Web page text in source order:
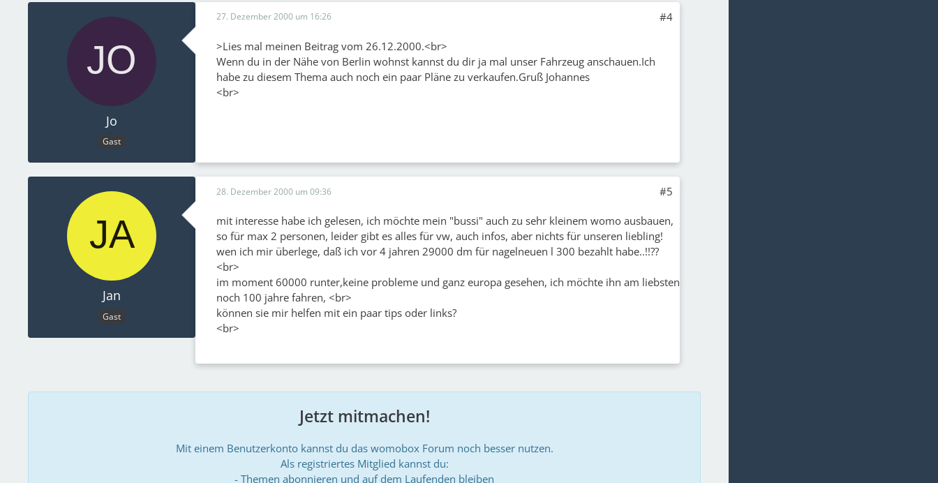
Jo
Gast
27. Dezember 2000 um 16:26 #4
>Lies mal meinen Beitrag vom 26.12.2000.<br>
Wenn du in der Nähe von Berlin wohnst kannst du dir ja mal unser Fahrzeug anschauen.Ich
habe zu diesem Thema auch noch ein paar Pläne zu verkaufen.Gruß Johannes
<br>
Jan
Gast
28. Dezember 2000 um 09:36 #5
mit interesse habe ich gelesen, ich möchte mein "bussi" auch zu sehr kleinem womo ausbauen,
so für max 2 personen, leider gibt es alles für vw, auch infos, aber nichts für unseren liebling!
wen ich mir überlege, daß ich vor 4 jahren 29000 dm für nagelneuen l 300 bezahlt habe..!!??
<br>
im moment 60000 runter,keine probleme und ganz europa gesehen, ich möchte ihn am liebsten
noch 100 jahre fahren, <br>
können sie mir helfen mit ein paar tips oder links?
<br>
Jetzt mitmachen!
Mit einem Benutzerkonto kannst du das womobox Forum noch besser nutzen.
Als registriertes Mitglied kannst du:
- Themen abonnieren und auf dem Laufenden bleiben